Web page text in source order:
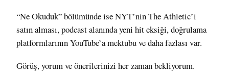
“Ne Okuduk” bölümünde ise NYT’nin The Athletic’i
satın alması, podcast alanında yeni hit eksiği, doğrulama
platformlarının YouTube’a mektubu ve daha fazlası var.
Görüş, yorum ve önerilerinizi her zaman bekliyorum.